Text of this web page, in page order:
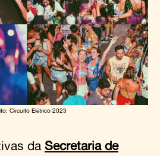
Circuito Elétrico 2023
da Secretaria de